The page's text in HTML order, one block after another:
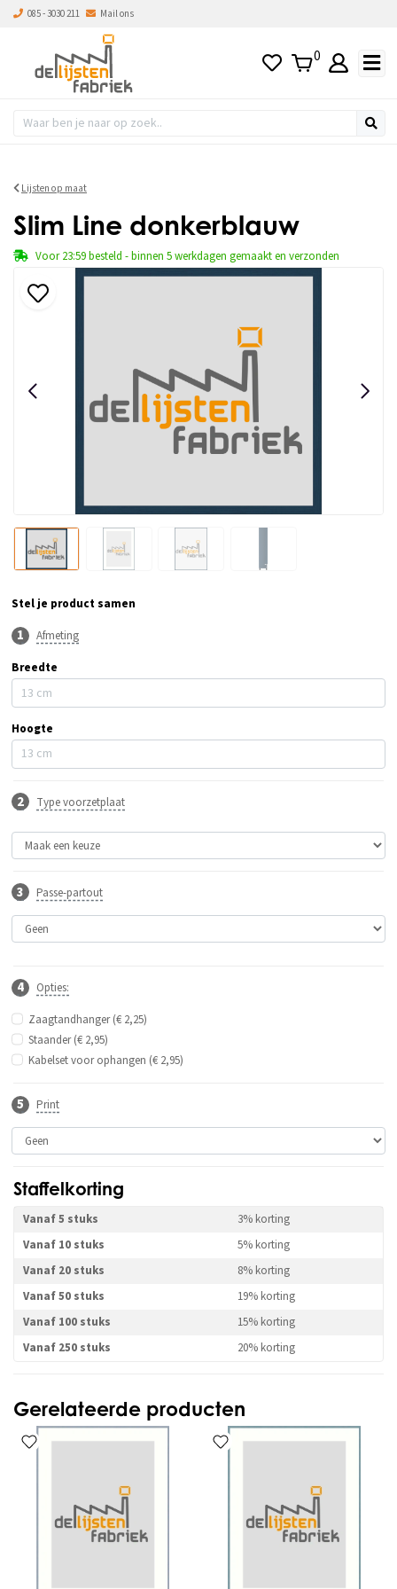
085 - 3030 211 Mail ons
0
Lijsten op maat
Slim Line donkerblauw
Stel je product samen
Afmeting
Breedte
Hoogte
Type voorzetplaat
Passe-partout
Opties:
Zaagtandhanger (€ 2,25)
Staander (€ 2,95)
Kabelset voor ophangen (€ 2,95)
Print
Staffelkorting
Vanaf 5 stuks
3% korting
Vanaf 10 stuks
5% korting
Vanaf 20 stuks
8% korting
Vanaf 50 stuks
19% korting
Vanaf 100 stuks
15% korting
Vanaf 250 stuks
20% korting
Voor 23:59 besteld - binnen 5 werkdagen gemaakt en verzonden
Gerelateerde producten